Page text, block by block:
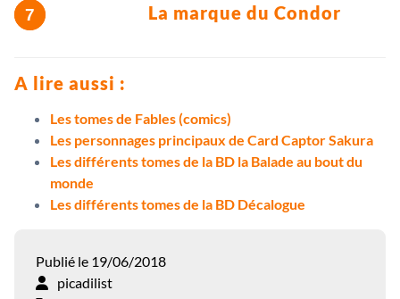
La marque du Condor
A lire aussi :
Les tomes de Fables (comics)
Les personnages principaux de Card Captor Sakura
Les différents tomes de la BD la Balade au bout du
monde
Les différents tomes de la BD Décalogue
Publié le 19/06/2018
picadilist